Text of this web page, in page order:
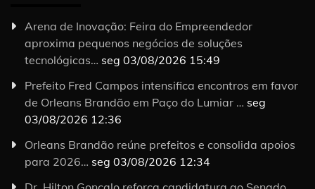
Arena de Inovação: Feira do Empreendedor
aproxima pequenos negócios de soluções
tecnológicas… seg 03/08/2026 15:49
Prefeito Fred Campos intensifica encontros em favor
de Orleans Brandão em Paço do Lumiar … seg
03/08/2026 12:36
Orleans Brandão reúne prefeitos e consolida apoios
para 2026… seg 03/08/2026 12:34